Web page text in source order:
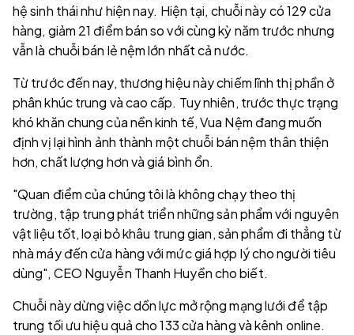
hệ sinh thái như hiện nay. Hiện tại, chuỗi này có 129 cửa
hàng, giảm 21 điểm bán so với cùng kỳ năm trước nhưng
vẫn là chuỗi bán lẻ nệm lớn nhất cả nước.
Từ trước đến nay, thương hiệu này chiếm lĩnh thị phần ở
phân khúc trung và cao cấp. Tuy nhiên, trước thực trạng
khó khăn chung của nền kinh tế, Vua Nệm đang muốn
định vị lại hình ảnh thành một chuỗi bán nệm thân thiện
hơn, chất lượng hơn và giá bình ổn.
"Quan điểm của chúng tôi là không chạy theo thị
trường, tập trung phát triển những sản phẩm với nguyên
vật liệu tốt, loại bỏ khâu trung gian, sản phẩm đi thẳng từ
nhà máy đến cửa hàng với mức giá hợp lý cho người tiêu
dùng", CEO Nguyễn Thanh Huyền cho biết.
Chuỗi này dừng việc dồn lực mở rộng mạng lưới để tập
trung tối ưu hiệu quả cho 133 cửa hàng và kênh online.